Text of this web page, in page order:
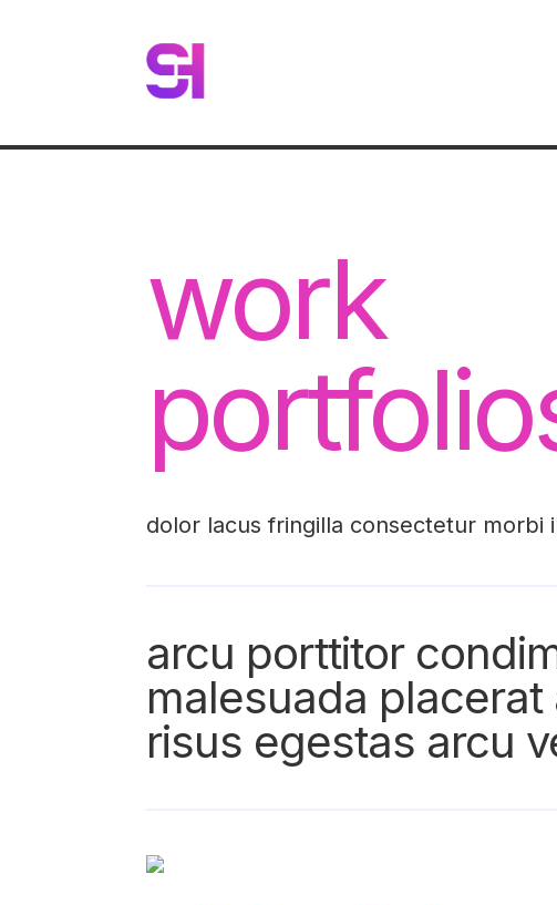
work
dolor lacus fringilla consectetur morbi
arcu porttitor
malesuada
risus egestas arcu